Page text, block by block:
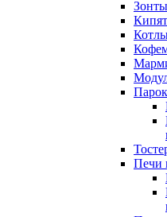
Печи